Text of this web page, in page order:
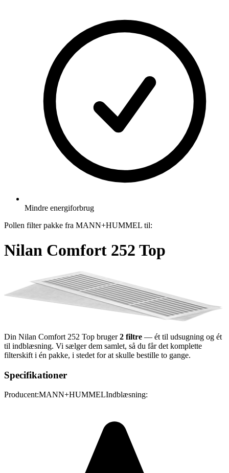
Mindre energiforbrug
Pollen filter pakke fra MANN+HUMMEL til:
Nilan Comfort 252 Top
Din Nilan Comfort 252 Top bruger2 filtre — ét til udsugning og ét
til indblæsning. Vi sælger dem samlet, så du får det komplette
filterskift i én pakke, i stedet for at skulle bestille to gange.
Specifikationer
Producent:MANN+HUMMELIndblæsning: